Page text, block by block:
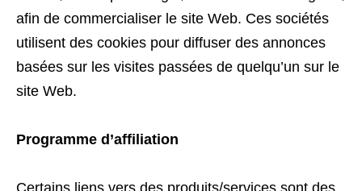
afin de commercialiser le site Web. Ces sociétés
utilisent des cookies pour diffuser des annonces
basées sur les visites passées de quelqu’un sur le
site Web.
Programme d’affiliation
Certains liens vers des produits/services sont des